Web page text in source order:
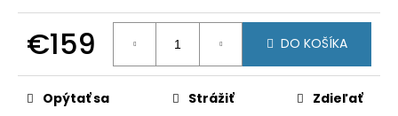
€159
cena:
DO KOŠÍKA
Opýtať sa Strážiť Zdieľať
O
d
p
o